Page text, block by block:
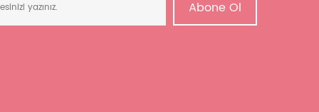
Abone Ol